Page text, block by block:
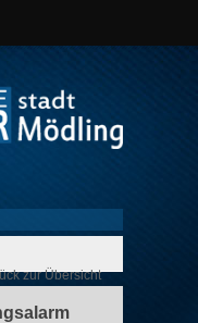
zur Übersicht